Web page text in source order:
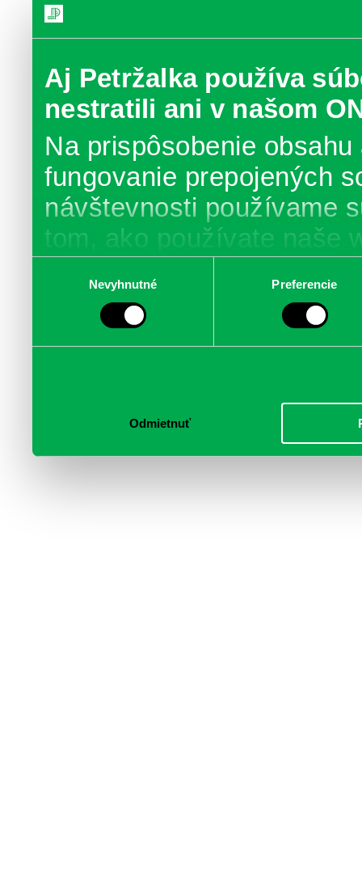
Aj Petržalka používa
nestratili ani v našom
Na prispôsobenie
fungovanie prepojených
návštevnosti používame
tom, ako používate naše
médií, inzercie a
informácie skombinovať
Nevyhnutné Preferencie
Odmietnuť